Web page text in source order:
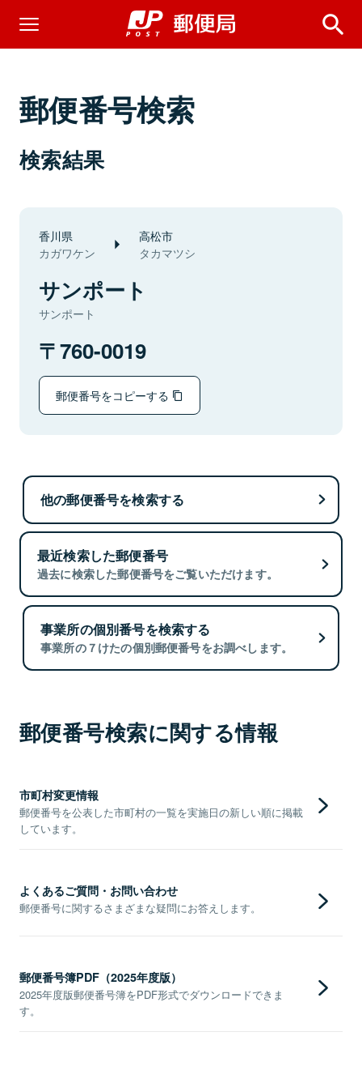
郵便番号検索
検索結果
香川県
カガワケン
高松市
タカマツシ
サンポート
サンポート
760-0019
郵便番号をコピーする
他の郵便番号を検索する
最近検索した郵便番号
過去に検索した郵便番号をご覧いただけます。
事業所の個別番号を検索する
事業所の７けたの個別郵便番号をお調べします。
郵便番号検索に関する情報
市町村変更情報
郵便番号を公表した市町村の一覧を実施日の新しい順に掲載
しています。
よくあるご質問・お問い合わせ
郵便番号に関するさまざまな疑問にお答えします。
郵便番号簿PDF（2025年度版）
2025年度版郵便番号簿をPDF形式でダウンロードできま
す。